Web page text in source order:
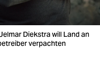
Diekstra will Land an
verpachten